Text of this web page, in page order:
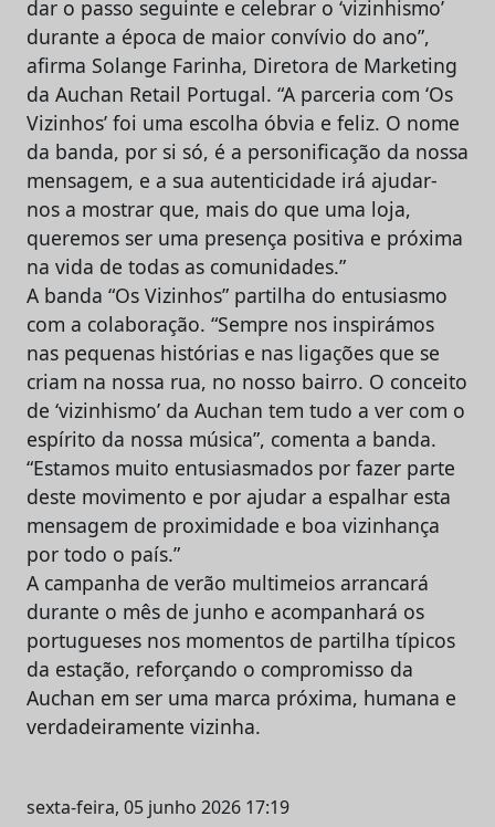
dar o passo seguinte e celebrar o ‘vizinhismo’
durante a época de maior convívio do ano”,
afirma Solange Farinha, Diretora de Marketing
da Auchan Retail Portugal. “A parceria com ‘Os
Vizinhos’ foi uma escolha óbvia e feliz. O nome
da banda, por si só, é a personificação da nossa
mensagem, e a sua autenticidade irá ajudar-
nos a mostrar que, mais do que uma loja,
queremos ser uma presença positiva e próxima
na vida de todas as comunidades.”
A banda “Os Vizinhos” partilha do entusiasmo
com a colaboração. “Sempre nos inspirámos
nas pequenas histórias e nas ligações que se
criam na nossa rua, no nosso bairro. O conceito
de ‘vizinhismo’ da Auchan tem tudo a ver com o
espírito da nossa música”, comenta a banda.
“Estamos muito entusiasmados por fazer parte
deste movimento e por ajudar a espalhar esta
mensagem de proximidade e boa vizinhança
por todo o país.”
A campanha de verão multimeios arrancará
durante o mês de junho e acompanhará os
portugueses nos momentos de partilha típicos
da estação, reforçando o compromisso da
Auchan em ser uma marca próxima, humana e
verdadeiramente vizinha.
sexta-feira, 05 junho 2026 17:19